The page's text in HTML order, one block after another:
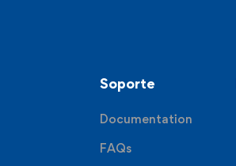
Soporte
Documentation
FAQs